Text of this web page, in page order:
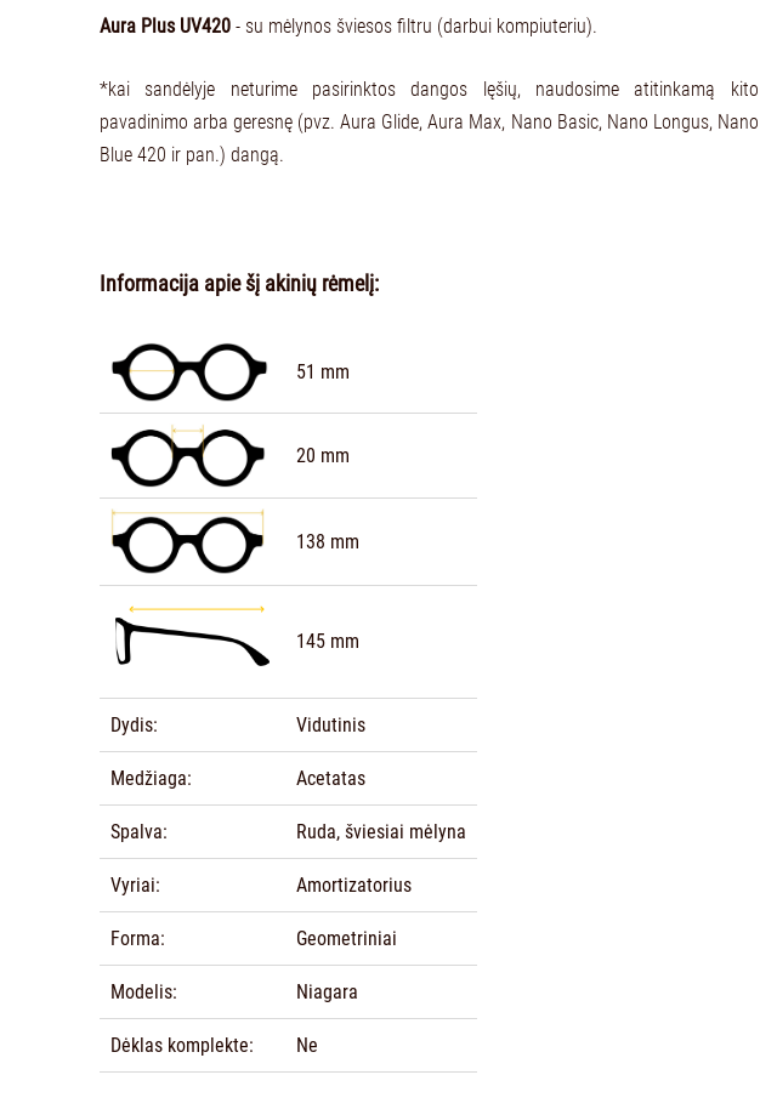
Aura Plus UV420 - su mėlynos šviesos filtru (darbui kompiuteriu).
*kai sandėlyje neturime pasirinktos dangos lęšių, naudosime atitinkamą kito
pavadinimo arba geresnę (pvz. Aura Glide, Aura Max, Nano Basic, Nano Longus, Nano
Blue 420 ir pan.) dangą.
Informacija apie šį akinių rėmelį:
51 mm
20 mm
138 mm
145 mm
Dydis: Vidutinis
Medžiaga: Acetatas
Spalva: Ruda, šviesiai mėlyna
Vyriai: Amortizatorius
Forma: Geometriniai
Modelis: Niagara
Dėklas komplekte: Ne